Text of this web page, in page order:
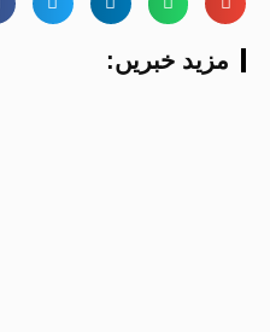
:مزید خبریں